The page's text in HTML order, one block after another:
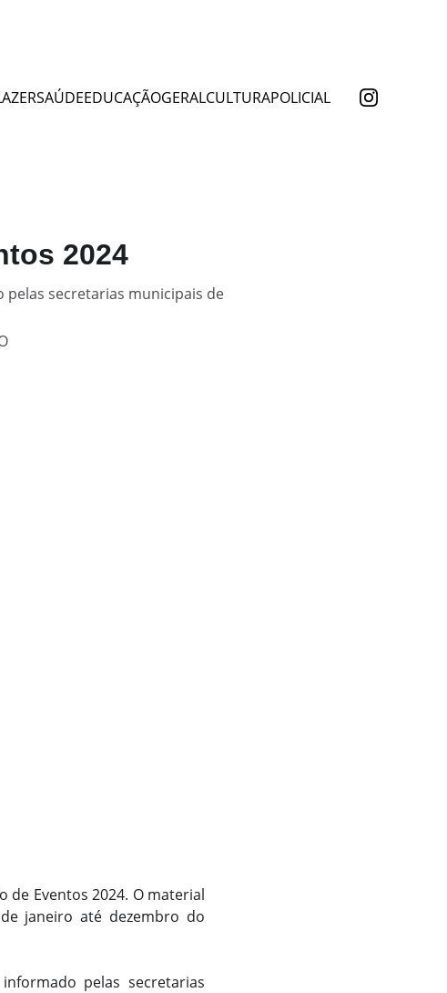
SAÚDEEDUCAÇÃOGERALCULTURAPOLICIAL
2024
secretarias municipais de
de Eventos 2024. O material
janeiro até dezembro do
pelas secretarias